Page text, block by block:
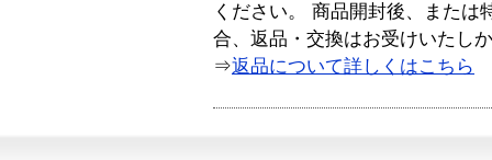
ください。 商品開封後、または
合、返品・交換はお受けいたし
⇒返品について詳しくはこちら